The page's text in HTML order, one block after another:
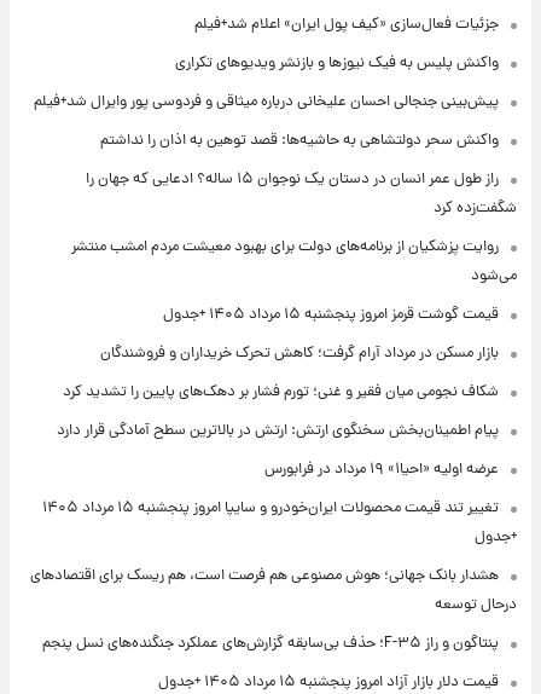
جزئیات فعال‌سازی «کیف پول ایران» اعلام شد+فیلم
واکنش پلیس به فیک نیوزها و بازنشر ویدیوهای تکراری
پیش‌بینی جنجالی احسان علیخانی درباره میثاقی و فردوسی پور وایرال شد+فیلم
واکنش سحر دولتشاهی به حاشیه‌ها: قصد توهین به اذان را نداشتم
راز طول عمر انسان در دستان یک نوجوان ۱۵ ساله؟ ادعایی که جهان را
شگفت‌زده کرد
روایت پزشکیان از برنامه‌های دولت برای بهبود معیشت مردم امشب منتشر
می‌شود
قیمت گوشت قرمز امروز پنجشنبه ۱۵ مرداد ۱۴۰۵ +جدول
بازار مسکن در مرداد آرام گرفت؛ کاهش تحرک خریداران و فروشندگان
شکاف نجومی میان فقیر و غنی؛ تورم فشار بر دهک‌های پایین را تشدید کرد
پیام اطمینان‌بخش سخنگوی ارتش: ارتش در بالاترین سطح آمادگی قرار دارد
عرضه اولیه «احیا۱» ۱۹ مرداد در فرابورس
تغییر تند قیمت محصولات ایران‌خودرو و سایپا امروز پنجشنبه ۱۵ مرداد ۱۴۰۵
+جدول
هشدار بانک جهانی؛ هوش مصنوعی هم فرصت است، هم ریسک برای اقتصادهای
درحال توسعه
پنتاگون و راز F-۳۵؛ حذف بی‌سابقه گزارش‌های عملکرد جنگنده‌های نسل پنجم
قیمت دلار بازار آزاد امروز پنجشنبه ۱۵ مرداد ۱۴۰۵ +جدول